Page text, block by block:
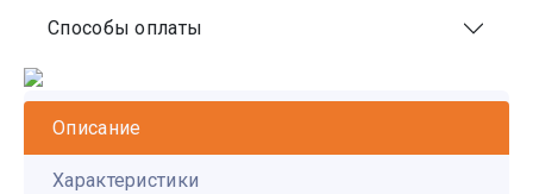
Способы оплаты
Описание
Характеристики